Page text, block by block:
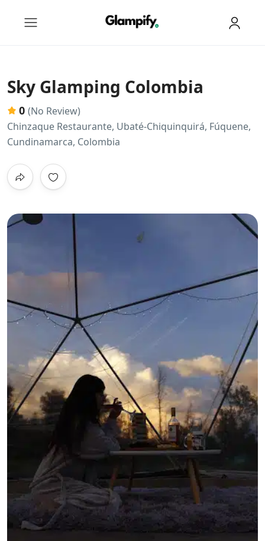
Sky Glamping Colombia
0 (No Review)
Chinzaque Restaurante, Ubaté-Chiquinquirá, Fúquene,
Cundinamarca, Colombia